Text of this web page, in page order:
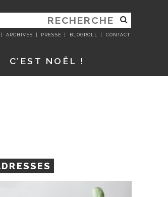
ARCHIVES PRESSE BLOGROLL CONTACT
C’EST NOËL !